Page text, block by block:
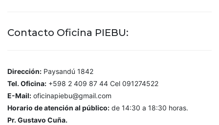
Contacto Oficina PIEBU:
Dirección: Paysandú 1842
Tel. Oficina: +598 2 409 87 44 Cel 091274522
E-Mail: oficinapiebu@gmail.com
Horario de atención al público: de 14:30 a 18:30 horas.
Pr. Gustavo Cuña.